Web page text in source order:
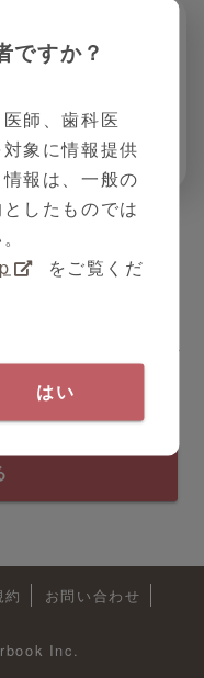
血圧脈波
その他
ンテンツは見つか
ドバーまたは、ス
ガーメニューよ
いいたします。
お問い合わせ
Inc.
ですか？
師、歯科医
象に情報提供
報は、一般の
したものでは
をご覧くだ
はい